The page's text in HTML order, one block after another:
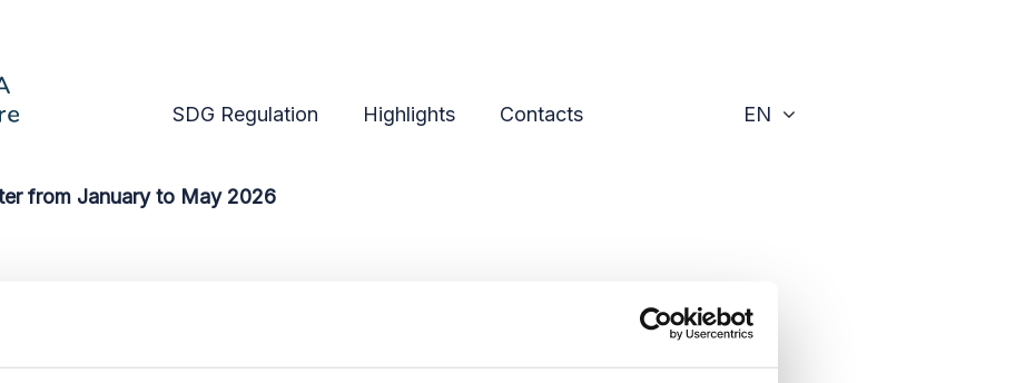
SDG Regulation Highlights Contacts EN
from January to May 2026
from January to May 2026